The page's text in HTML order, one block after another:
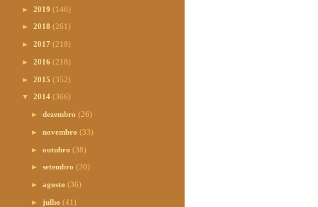
► 2019 (146)
► 2018 (261)
► 2017 (218)
► 2016 (218)
► 2015 (352)
▼ 2014 (366)
►dezembro(26)
►novembro(33)
►outubro(38)
►setembro(30)
►agosto(36)
► julho(41)